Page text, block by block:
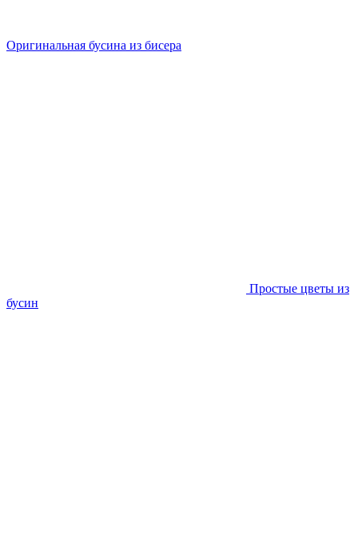
Оригинальная бусина из бисера
Простые цветы из
бусин